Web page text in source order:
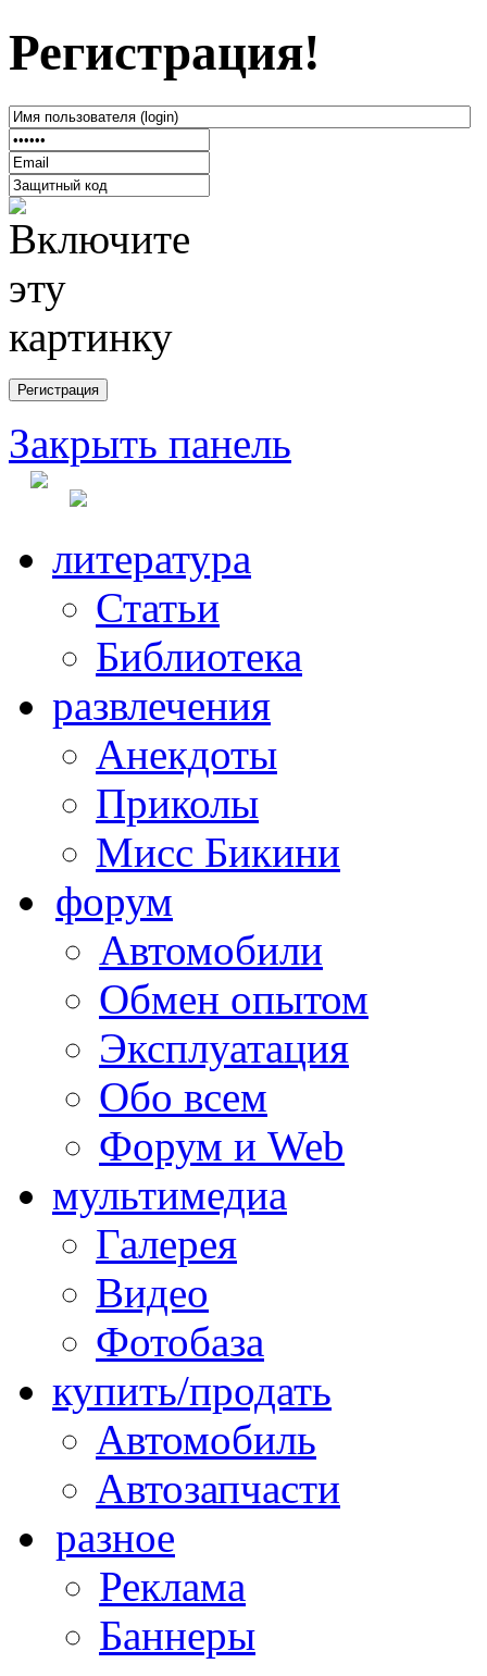
Регистрация!
Закрыть панель
литература
Статьи
Библиотека
развлечения
Анекдоты
Приколы
Мисс Бикини
форум
Автомобили
Обмен опытом
Эксплуатация
Обо всем
Форум и Web
мультимедиа
Галерея
Видео
Фотобаза
купить/продать
Автомобиль
Автозапчасти
разное
Реклама
Баннеры